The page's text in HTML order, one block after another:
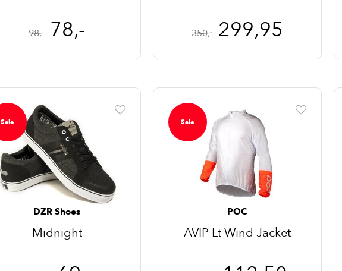
98,- 78,- 350,- 299,95
Sale
DZR Shoes
Midnight
Sale
POC
AVIP Lt Wind Jacket